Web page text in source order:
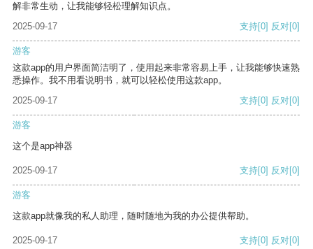
解非常生动，让我能够轻松理解知识点。
2025-09-17
支持[0] 反对[0]
游客
这款app的用户界面简洁明了，使用起来非常容易上手，让我能够快速熟
悉操作。我不用看说明书，就可以轻松使用这款app。
2025-09-17
支持[0] 反对[0]
游客
这个是app神器
2025-09-17 支持[0] 反对[0]
游客
这款app就像我的私人助理，随时随地为我的办公提供帮助。
2025-09-17 支持[0] 反对[0]